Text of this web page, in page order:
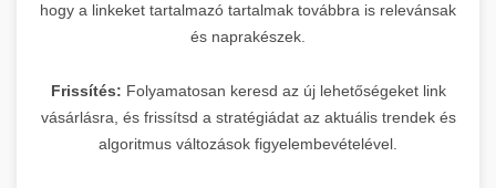
hogy a linkeket tartalmazó tartalmak továbbra is relevánsak
és naprakészek.
Frissítés: Folyamatosan keresd az új lehetőségeket link
vásárlásra, és frissítsd a stratégiádat az aktuális trendek és
algoritmus változások figyelembevételével.